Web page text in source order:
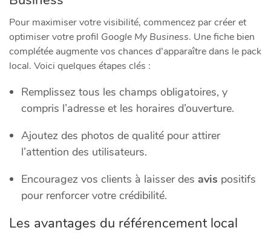
Pour maximiser votre visibilité, commencez par créer et
optimiser votre profil Google My Business. Une fiche bien
complétée augmente vos chances d’apparaître dans le pack
local. Voici quelques étapes clés :
Remplissez tous les champs obligatoires, y
compris l’adresse et les horaires d’ouverture.
Ajoutez des photos de qualité pour attirer
l’attention des utilisateurs.
Encouragez vos clients à laisser des avis positifs
pour renforcer votre crédibilité.
Les avantages du référencement local